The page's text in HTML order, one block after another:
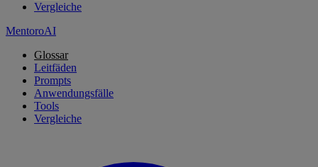
Vergleiche
MentoroAI
Glossar
Leitfäden
Prompts
Anwendungsfälle
Tools
Vergleiche